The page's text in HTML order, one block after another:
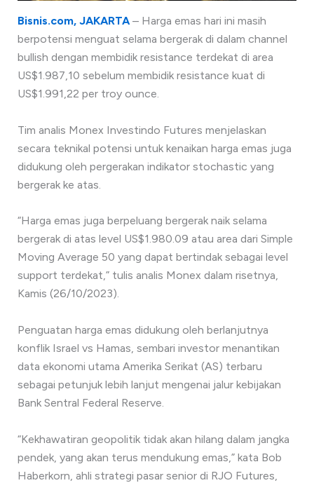
Bisnis.com, JAKARTA– Harga emas hari ini masih
berpotensi menguat selama bergerak di dalam channel
bullish dengan membidik resistance terdekat di area
US$1.987,10 sebelum membidik resistance kuat di
US$1.991,22 per troy ounce.
Tim analis Monex Investindo Futures menjelaskan
secara teknikal potensi untuk kenaikan harga emas juga
didukung oleh pergerakan indikator stochastic yang
bergerak ke atas.
“Harga emas juga berpeluang bergerak naik selama
bergerak di atas level US$1.980.09 atau area dari Simple
Moving Average 50 yang dapat bertindak sebagai level
support terdekat,” tulis analis Monex dalam risetnya,
Kamis (26/10/2023).
Penguatan harga emas didukung oleh berlanjutnya
konflik Israel vs Hamas, sembari investor menantikan
data ekonomi utama Amerika Serikat (AS) terbaru
sebagai petunjuk lebih lanjut mengenai jalur kebijakan
Bank Sentral Federal Reserve.
“Kekhawatiran geopolitik tidak akan hilang dalam jangka
pendek, yang akan terus mendukung emas,” kata Bob
Haberkorn, ahli strategi pasar senior di RJO Futures,